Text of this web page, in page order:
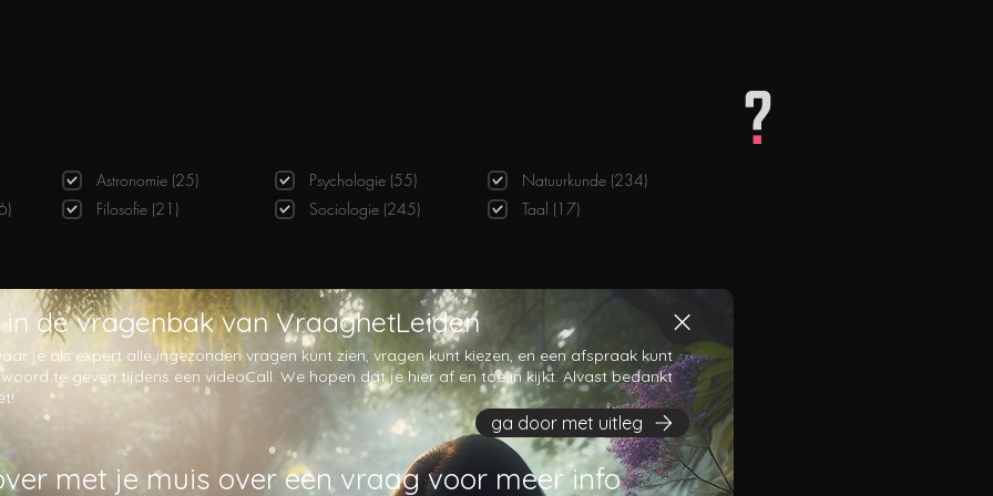
Astronomie (25)
Filosofie (21)
Psychologie (55)
Sociologie (245)
Natuurkunde (234)
Taal (17)
de vragenbak van VraaghetLeiden
je als expert alle ingezonden vragen kunt zien, vragen kunt kiezen, en een afspraak kunt
te geven tijdens een videoCall. We hopen dat je hier af en toe in kijkt. Alvast bedankt
ga door met uitleg
met je muis over een vraag voor meer info